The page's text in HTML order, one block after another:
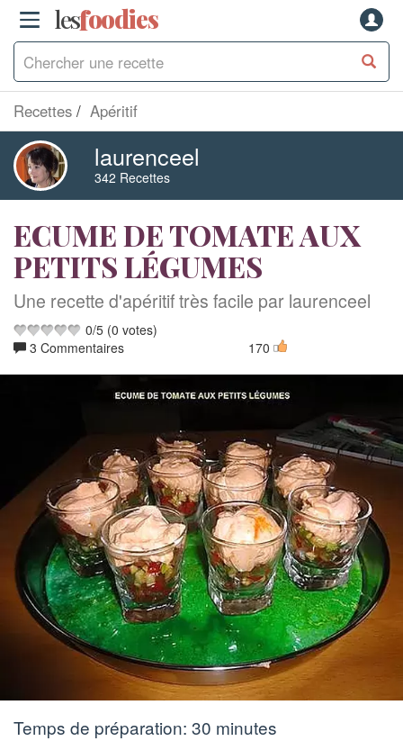
lesfoodies
Recettes Apéritif
laurenceel
342 Recettes
ECUME DE TOMATE AUX
PETITS LÉGUMES
Une recette d'apéritif très facile par laurenceel
0/5 (0 votes)
3 Commentaires
170
Temps de préparation: 30 minutes